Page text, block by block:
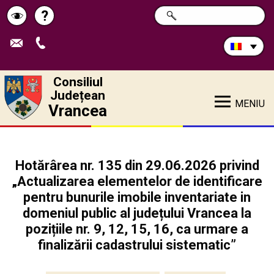
Schimbă
contrastul
Pagina
de
?
Caută
în
CAUTĂ
Consiliul
Județean
Vrancea MENIU
Hotărârea nr. 135 din 29.06.2026 privind
„Actualizarea elementelor de identificare
pentru bunurile imobile inventariate in
domeniul public al județului Vrancea la
pozițiile nr. 9, 12, 15, 16, ca urmare a
finalizării cadastrului sistematic”